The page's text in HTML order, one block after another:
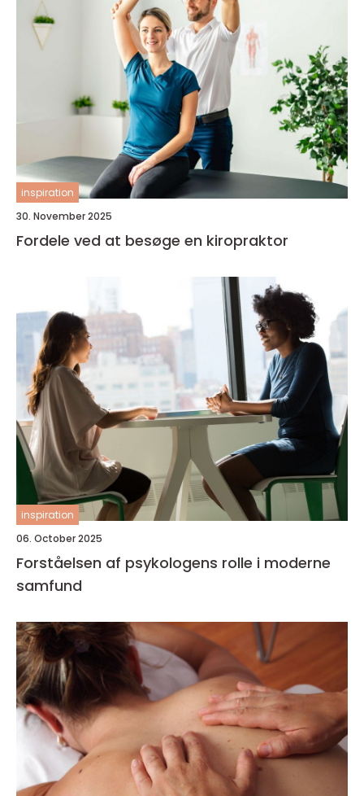
inspiration
30. November 2025
Fordele ved at besøge en kiropraktor
inspiration
06. October 2025
Forståelsen af psykologens rolle i moderne
samfund